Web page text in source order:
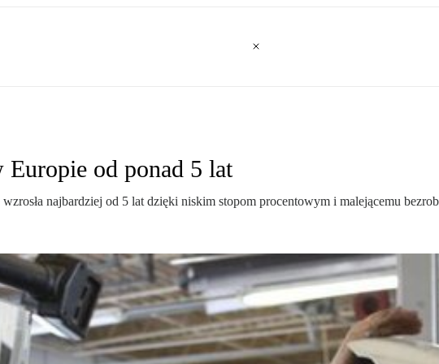
od ponad 5 lat
najbardziej od 5 lat dzięki niskim stopom procentowym i malejącemu